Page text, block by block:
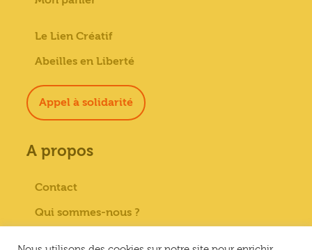
Le Lien Créatif
Abeilles en Liberté
Appel à solidarité
A propos
Contact
Qui sommes-nous ?